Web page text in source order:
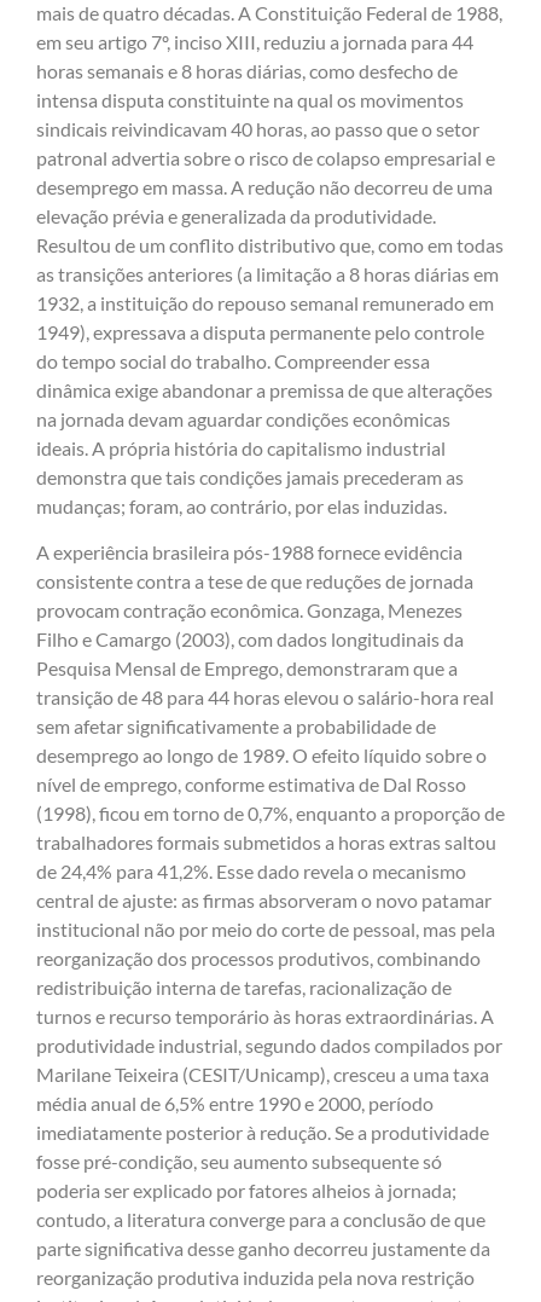
mais de quatro décadas. A Constituição Federal de 1988,
em seu artigo 7º, inciso XIII, reduziu a jornada para 44
horas semanais e 8 horas diárias, como desfecho de
intensa disputa constituinte na qual os movimentos
sindicais reivindicavam 40 horas, ao passo que o setor
patronal advertia sobre o risco de colapso empresarial e
desemprego em massa. A redução não decorreu de uma
elevação prévia e generalizada da produtividade.
Resultou de um conflito distributivo que, como em todas
as transições anteriores (a limitação a 8 horas diárias em
1932, a instituição do repouso semanal remunerado em
1949), expressava a disputa permanente pelo controle
do tempo social do trabalho. Compreender essa
dinâmica exige abandonar a premissa de que alterações
na jornada devam aguardar condições econômicas
ideais. A própria história do capitalismo industrial
demonstra que tais condições jamais precederam as
mudanças; foram, ao contrário, por elas induzidas.
A experiência brasileira pós-1988 fornece evidência
consistente contra a tese de que reduções de jornada
provocam contração econômica. Gonzaga, Menezes
Filho e Camargo (2003), com dados longitudinais da
Pesquisa Mensal de Emprego, demonstraram que a
transição de 48 para 44 horas elevou o salário-hora real
sem afetar significativamente a probabilidade de
desemprego ao longo de 1989. O efeito líquido sobre o
nível de emprego, conforme estimativa de Dal Rosso
(1998), ficou em torno de 0,7%, enquanto a proporção de
trabalhadores formais submetidos a horas extras saltou
de 24,4% para 41,2%. Esse dado revela o mecanismo
central de ajuste: as firmas absorveram o novo patamar
institucional não por meio do corte de pessoal, mas pela
reorganização dos processos produtivos, combinando
redistribuição interna de tarefas, racionalização de
turnos e recurso temporário às horas extraordinárias. A
produtividade industrial, segundo dados compilados por
Marilane Teixeira (CESIT/Unicamp), cresceu a uma taxa
média anual de 6,5% entre 1990 e 2000, período
imediatamente posterior à redução. Se a produtividade
fosse pré-condição, seu aumento subsequente só
poderia ser explicado por fatores alheios à jornada;
contudo, a literatura converge para a conclusão de que
parte significativa desse ganho decorreu justamente da
reorganização produtiva induzida pela nova restrição